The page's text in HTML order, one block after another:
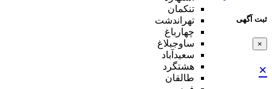
ثبت آگهی
×
×
تنکمان
تهراندشت
چهارباغ
ساوجبلاغ
سعیدآباد
هشتگرد
طالقان